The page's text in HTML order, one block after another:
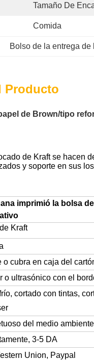
Tamaño De
Comida
Bolso de la entrega de
Producto
de Brown/tipo
de Kraft se hacen
y soporte en sus
imprimió la bolsa
Kraft
o cubra en caja del
o ultrasónico con el
cortado con tintas,
del medio
, 3-5 DA
Union, Paypal